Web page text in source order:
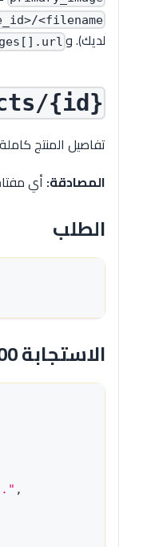
<filename>
لديك). و
{id}
تفاصيل المنتج
المصادقة: أي
الطلب
الاستجابة 200
,